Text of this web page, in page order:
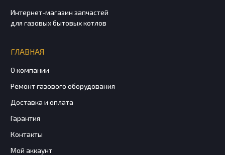
Интернет-магазин запчастей
для газовых бытовых котлов
ГЛАВНАЯ
О компании
Ремонт газового оборудования
Доставка и оплата
Гарантия
Контакты
Мой аккаунт